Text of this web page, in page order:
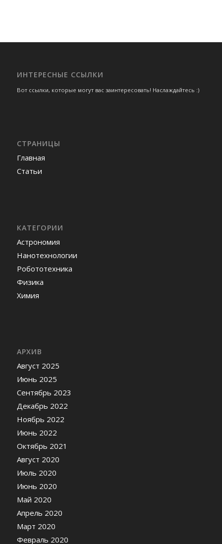
ИНТЕРЕСНЫЕ ССЫЛКИ
Вот ссылки, которые могут вас заинтересовать! Наслаждайтесь :)
СТРАНИЦЫ
Главная
Статьи
КАТЕГОРИИ
Астрономия
Нанотехнологии
Робототехника
Физика
Химия
АРХИВ
Август 2025
Июнь 2025
Сентябрь 2023
Декабрь 2022
Ноябрь 2022
Июнь 2022
Октябрь 2021
Август 2020
Июль 2020
Июнь 2020
Май 2020
Апрель 2020
Март 2020
Февраль 2020